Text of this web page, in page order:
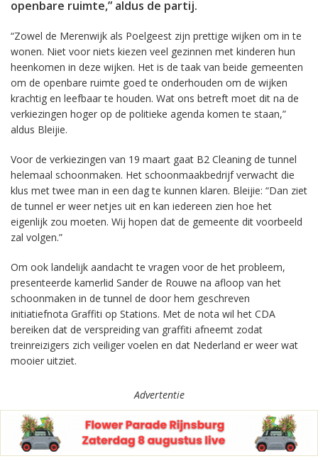
openbare ruimte,” aldus de partij.
“Zowel de Merenwijk als Poelgeest zijn prettige wijken om in te
wonen. Niet voor niets kiezen veel gezinnen met kinderen hun
heenkomen in deze wijken. Het is de taak van beide gemeenten
om de openbare ruimte goed te onderhouden om de wijken
krachtig en leefbaar te houden. Wat ons betreft moet dit na de
verkiezingen hoger op de politieke agenda komen te staan,”
aldus Bleijie.
Voor de verkiezingen van 19 maart gaat B2 Cleaning de tunnel
helemaal schoonmaken. Het schoonmaakbedrijf verwacht die
klus met twee man in een dag te kunnen klaren. Bleijie: “Dan ziet
de tunnel er weer netjes uit en kan iedereen zien hoe het
eigenlijk zou moeten. Wij hopen dat de gemeente dit voorbeeld
zal volgen.”
Om ook landelijk aandacht te vragen voor de het probleem,
presenteerde kamerlid Sander de Rouwe na afloop van het
schoonmaken in de tunnel de door hem geschreven
initiatiefnota Graffiti op Stations. Met de nota wil het CDA
bereiken dat de verspreiding van graffiti afneemt zodat
treinreizigers zich veiliger voelen en dat Nederland er weer wat
mooier uitziet.
Advertentie